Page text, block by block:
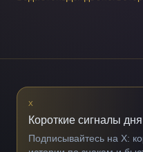
X
Короткие сигналы
Подписывайтесь на X: